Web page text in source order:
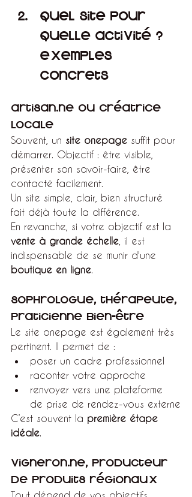
Quel site pour
quelle activité ?
Exemples
concrets
Artisan.ne ou créatrice
locale
Souvent, un site onepage suffit pour
démarrer. Objectif : être visible,
présenter son savoir-faire, être
contacté facilement.
Un site simple, clair, bien structuré
fait déjà toute la différence.
En revanche, si votre objectif est la
vente à grande échelle , il est
indispensable de se munir d'une
boutique en ligne.
Sophrologue, thérapeute,
praticienne bien-être
Le site onepage est également très
pertinent. Il permet de :
poser un cadre professionnel
raconter votre approche
renvoyer vers une plateforme
de prise de rendez-vous externe
C’est souvent la première étape
idéale.
Vigneron.ne, producteur
de produits régionaux